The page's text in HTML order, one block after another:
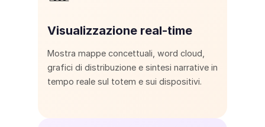
Visualizzazione real-time
Mostra mappe concettuali, word cloud,
grafici di distribuzione e sintesi narrative in
tempo reale sul totem e sui dispositivi.